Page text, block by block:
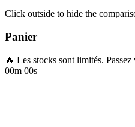
Click outside to hide the
Panier
🔥 Les stocks sont limités.
00m 00s